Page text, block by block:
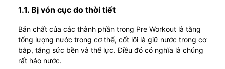
1.1. Bị vón cục do thời tiết
Bản chất của các thành phần trong Pre Workout là tăng
tổng lượng nước trong cơ thể, cốt lõi là giữ nước trong cơ
bắp, tăng sức bền và thể lực. Điều đó có nghĩa là chúng
rất háo nước.